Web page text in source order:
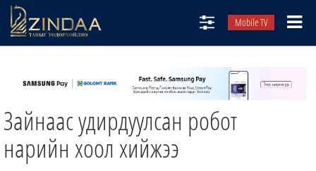
Mobile TV
ТВ8
ӨГЛӨӨНИЙ СОНИН
АУДИО ЗОХИОЛ
ЗИНДАА СЭТГҮҮЛ
Зайнаас удирдуулсан робот
нарийн хоол хийжээ